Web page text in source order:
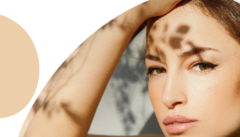
Soins
Je veux faire un bon cadeau
Plan d’accès
Prendre RDV